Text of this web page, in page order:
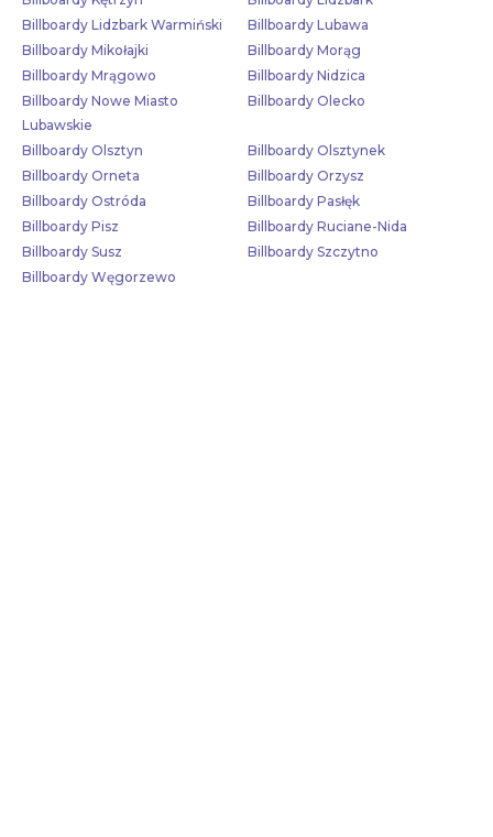
Billboardy Lidzbark Warmiński
Billboardy Lubawa
Billboardy Mikołajki
Billboardy Morąg
Billboardy Mrągowo
Billboardy Nidzica
Billboardy Nowe Miasto
Lubawskie
Billboardy Olecko
Billboardy Olsztyn
Billboardy Olsztynek
Billboardy Orneta
Billboardy Orzysz
Billboardy Ostróda
Billboardy Pasłęk
Billboardy Pisz
Billboardy Ruciane-Nida
Billboardy Susz
Billboardy Szczytno
Billboardy Węgorzewo